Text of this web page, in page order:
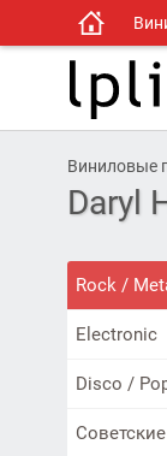
Виниловые
Daryl
Rock /
Electronic
Disco /